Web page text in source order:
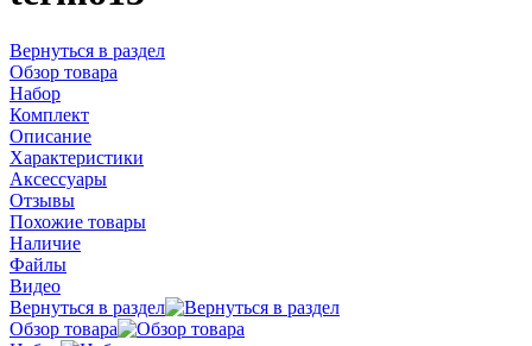
Вернуться в раздел
Обзор товара
Набор
Комплект
Описание
Характеристики
Аксессуары
Отзывы
Похожие товары
Наличие
Файлы
Видео
Вернуться в раздел
Обзор товара